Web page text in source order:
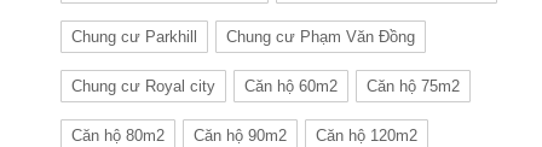
Chung cư Parkhill Chung cư Phạm Văn Đồng
Chung cư Royal city Căn hộ 60m2 Căn hộ 75m2
Căn hộ 80m2 Căn hộ 90m2 Căn hộ 120m2